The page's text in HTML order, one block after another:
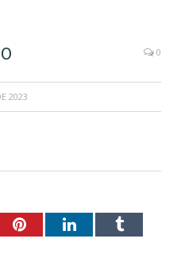
0
2023
PinterestLinkedInTumblr